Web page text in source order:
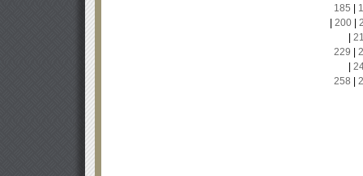
185
200|
229
258